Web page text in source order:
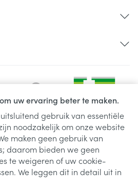
uw ervaring beter te maken.
gebruik van essentiële
noodzakelijk om onze website
maken geen gebruik van
daarom bieden we geen
te weigeren of uw cookie-
We leggen dit in detail uit in